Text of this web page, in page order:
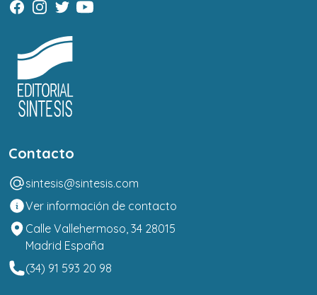
Contacto
sintesis@sintesis.com
Ver información de contacto
Calle Vallehermoso, 34 28015
Madrid España
(34) 91 593 20 98